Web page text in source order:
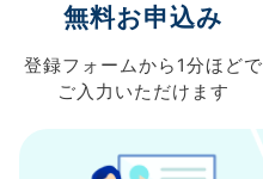
無料お申込み
登録フォームから 1分ほどで
ご入力 いただけます